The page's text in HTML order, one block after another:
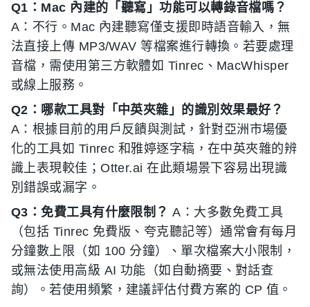
Q1：Mac 內建的「聽寫」功能可以轉錄音檔嗎？
A：不行。Mac 內建聽寫僅支援即時語音輸入，無
法直接上傳 MP3/WAV 等檔案進行轉換。若要處理
音檔，需使用第三方軟體如 Tinrec、MacWhisper
或線上服務。
Q2：哪款工具對「中英夾雜」的識別效果最好？
A：根據目前的用戶反饋與測試，針對亞洲市場優
化的工具如 Tinrec 和雅婷逐字稿，在中英夾雜的辨
識上表現較佳；Otter.ai 在此類場景下容易出現識
別錯誤或漏字。
Q3：免費工具有什麼限制？ A：大多數免費工具
（包括 Tinrec 免費版、夸克聽記等）通常會有每月
分鐘數上限（如 100 分鐘）、單次檔案大小限制，
或無法使用高級 AI 功能（如自動摘要、對話查
詢）。若使用頻繁，建議評估付費方案的 CP 值。